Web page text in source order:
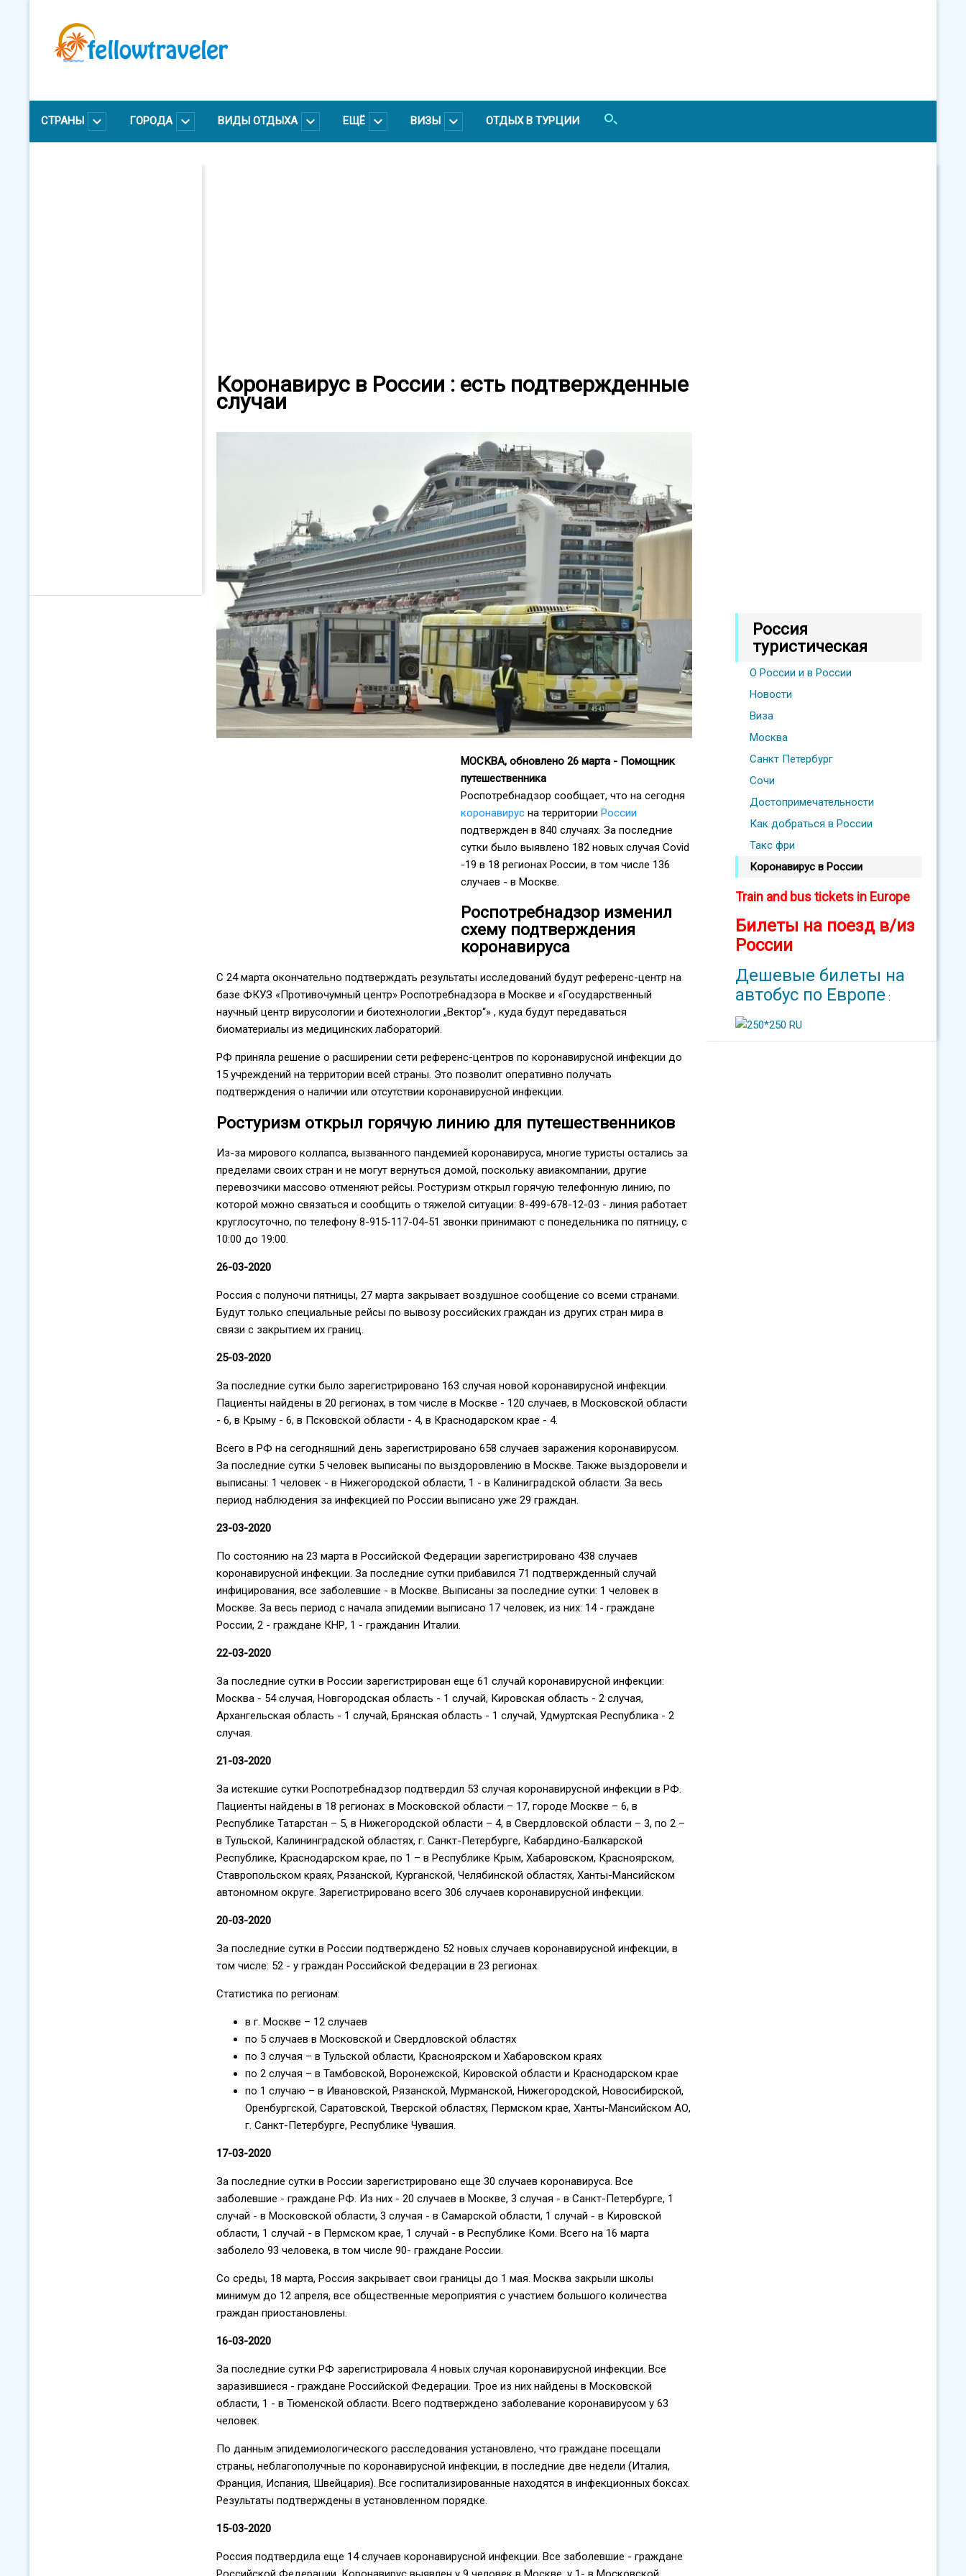
содержанию
СТРАНЫ ГОРОДА ВИДЫ ОТДЫХА ЕЩЁ ВИЗЫ ОТДЫХ В ТУРЦИИ
Коронавирус в России : есть подтвержденные
случаи
МОСКВА, обновлено 26 марта - Помощник
путешественника
Роспотребнадзор сообщает, что на сегодня
коронавирус на территории России
подтвержден в 840 случаях. За последние
сутки было выявлено 182 новых случая Covid
-19 в 18 регионах России, в том числе 136
случаев - в Москве.
Роспотребнадзор изменил
схему подтверждения
коронавируса
С 24 марта окончательно подтверждать результаты исследований будут референс-центр на
базе ФКУЗ «Противочумный центр» Роспотребнадзора в Москве и «Государственный
научный центр вирусологии и биотехнологии „Вектор“» , куда будут передаваться
биоматериалы из медицинских лабораторий.
РФ приняла решение о расширении сети референс-центров по коронавирусной инфекции до
15 учреждений на территории всей страны. Это позволит оперативно получать
подтверждения о наличии или отсутствии коронавирусной инфекции.
Ростуризм открыл горячую линию для путешественников
Из-за мирового коллапса, вызванного пандемией коронавируса, многие туристы остались за
пределами своих стран и не могут вернуться домой, поскольку авиакомпании, другие
перевозчики массово отменяют рейсы. Ростуризм открыл горячую телефонную линию, по
которой можно связаться и сообщить о тяжелой ситуации: 8-499-678-12-03 - линия работает
круглосуточно, по телефону 8-915-117-04-51 звонки принимают с понедельника по пятницу, с
10:00 до 19:00.
26-03-2020
Россия с полуночи пятницы, 27 марта закрывает воздушное сообщение со всеми странами.
Будут только специальные рейсы по вывозу российских граждан из других стран мира в
связи с закрытием их границ.
25-03-2020
За последние сутки было зарегистрировано 163 случая новой коронавирусной инфекции.
Пациенты найдены в 20 регионах, в том числе в Москве - 120 случаев, в Московской области
- 6, в Крыму - 6, в Псковской области - 4, в Краснодарском крае - 4.
Всего в РФ на сегодняшний день зарегистрировано 658 случаев заражения коронавирусом.
За последние сутки 5 человек выписаны по выздоровлению в Москве. Также выздоровели и
выписаны: 1 человек - в Нижегородской области, 1 - в Калиниградской области. За весь
период наблюдения за инфекцией по России выписано уже 29 граждан.
23-03-2020
По состоянию на 23 марта в Российской Федерации зарегистрировано 438 случаев
коронавирусной инфекции. За последние сутки прибавился 71 подтвержденный случай
инфицирования, все заболевшие - в Москве. Выписаны за последние сутки: 1 человек в
Москве. За весь период с начала эпидемии выписано 17 человек, из них: 14 - граждане
России, 2 - граждане КНР, 1 - гражданин Италии.
22-03-2020
За последние сутки в России зарегистрирован еще 61 случай коронавирусной инфекции:
Москва - 54 случая, Новгородская область - 1 случай, Кировская область - 2 случая,
Архангельская область - 1 случай, Брянская область - 1 случай, Удмуртская Республика - 2
случая.
21-03-2020
За истекшие сутки Роспотребнадзор подтвердил 53 случая коронавирусной инфекции в РФ.
Пациенты найдены в 18 регионах: в Московской области – 17, городе Москве – 6, в
Республике Татарстан – 5, в Нижегородской области – 4, в Свердловской области – 3, по 2 –
в Тульской, Калининградской областях, г. Санкт-Петербурге, Кабардино-Балкарской
Республике, Краснодарском крае, по 1 – в Республике Крым, Хабаровском, Красноярском,
Ставропольском краях, Рязанской, Курганской, Челябинской областях, Ханты-Мансийском
автономном округе. Зарегистрировано всего 306 случаев коронавирусной инфекции.
20-03-2020
За последние сутки в России подтверждено 52 новых случаев коронавирусной инфекции, в
том числе: 52 - у граждан Российской Федерации в 23 регионах.
Статистика по регионам:
в г. Москве – 12 случаев
по 5 случаев в Московской и Свердловской областях
по 3 случая – в Тульской области, Красноярском и Хабаровском краях
по 2 случая – в Тамбовской, Воронежской, Кировской области и Краснодарском крае
по 1 случаю – в Ивановской, Рязанской, Мурманской, Нижегородской, Новосибирской,
Оренбургской, Саратовской, Тверской областях, Пермском крае, Ханты-Мансийском АО,
г. Санкт-Петербурге, Республике Чувашия.
17-03-2020
За последние сутки в России зарегистрировано еще 30 случаев коронавируса. Все
заболевшие - граждане РФ. Из них - 20 случаев в Москве, 3 случая - в Санкт-Петербурге, 1
случай - в Московской области, 3 случая - в Самарской области, 1 случай - в Кировской
области, 1 случай - в Пермском крае, 1 случай - в Республике Коми. Всего на 16 марта
заболело 93 человека, в том числе 90- граждане России.
Со среды, 18 марта, Россия закрывает свои границы до 1 мая. Москва закрыли школы
минимум до 12 апреля, все общественные мероприятия с участием большого количества
граждан приостановлены.
16-03-2020
За последние сутки РФ зарегистрировала 4 новых случая коронавирусной инфекции. Все
заразившиеся - граждане Российской Федерации. Трое из них найдены в Московской
области, 1 - в Тюменской области. Всего подтверждено заболевание коронавирусом у 63
человек.
По данным эпидемиологического расследования установлено, что граждане посещали
страны, неблагополучные по коронавирусной инфекции, в последние две недели (Италия,
Франция, Испания, Швейцария). Все госпитализированные находятся в инфекционных боксах.
Результаты подтверждены в установленном порядке.
15-03-2020
Россия подтвердила еще 14 случаев коронавирусной инфекции. Все заболевшие - граждане
Россия
туристическая
О России и в России
Новости
Виза
Москва
Санкт Петербург
Сочи
Достопримечательности
Как добраться в России
Такс фри
Коронавирус в России
Train and bus tickets in Europe
Билеты на поезд в/из
России
Дешевые билеты на
автобус по Европе :